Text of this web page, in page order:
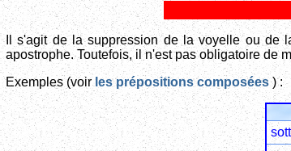
Il s'agit de la suppression de la voyelle ou de
apostrophe. Toutefois, il n'est pas obligatoire de
Exemples (voir les prépositions composées) :